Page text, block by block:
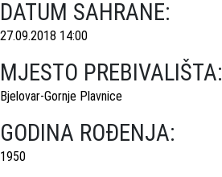
DATUM SAHRANE:
27.09.2018 14:00
MJESTO PREBIVALIŠTA:
Bjelovar-Gornje Plavnice
GODINA ROĐENJA:
1950